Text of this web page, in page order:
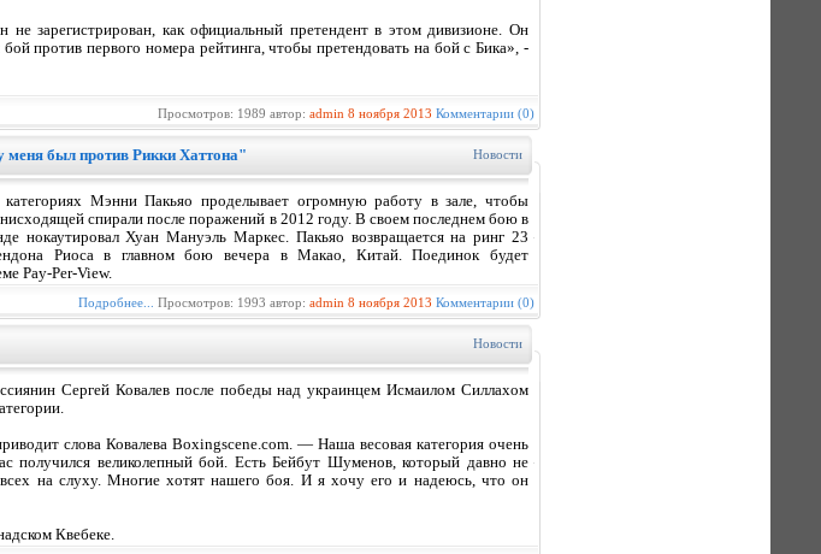
зарегистрирован, как официальный претендент в этом дивизионе. Он
против первого номера рейтинга, чтобы претендовать на бой с Бика», -
Просмотров: 1989 автор: admin 8 ноября 2013 Комментарии (0)
был против Рикки Хаттона" Новости
Мэнни Пакьяо проделывает огромную работу в зале, чтобы
спирали после поражений в 2012 году. В своем последнем бою в
нокаутировал Хуан Мануэль Маркес. Пакьяо возвращается на ринг 23
Риоса в главном бою вечера в Макао, Китай. Поединок будет
Pay-Per-View.
Подробнее... Просмотров: 1993 автор: admin 8 ноября 2013 Комментарии (0)
Новости
Сергей Ковалев после победы над украинцем Исмаилом Силлахом
слова Ковалева Boxingscene.com. — Наша весовая категория очень
получился великолепный бой. Есть Бейбут Шуменов, который давно не
на слуху. Многие хотят нашего боя. И я хочу его и надеюсь, что он
Квебеке.